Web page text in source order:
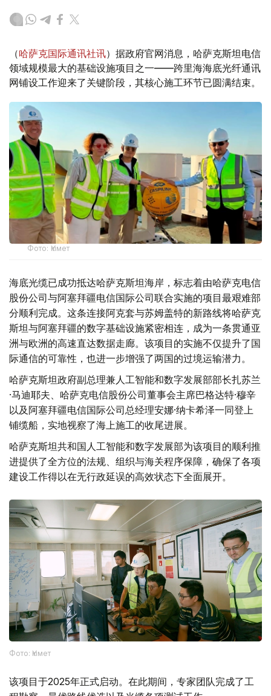
（哈萨克国际通讯社讯）据政府官网消息，哈萨克斯坦电信
领域规模最大的基础设施项目之一——跨里海海底光纤通讯
网铺设工作迎来了关键阶段，其核心施工环节已圆满结束。
Фото: Үкімет
海底光缆已成功抵达哈萨克斯坦海岸，标志着由哈萨克电信
股份公司与阿塞拜疆电信国际公司联合实施的项目最艰难部
分顺利完成。这条连接阿克套与苏姆盖特的新路线将哈萨克
斯坦与阿塞拜疆的数字基础设施紧密相连，成为一条贯通亚
洲与欧洲的高速直达数据走廊。该项目的实施不仅提升了国
际通信的可靠性，也进一步增强了两国的过境运输潜力。
哈萨克斯坦政府副总理兼人工智能和数字发展部部长扎苏兰
·马迪耶夫、哈萨克电信股份公司董事会主席巴格达特·穆辛
以及阿塞拜疆电信国际公司总经理安娜·纳卡希泽一同登上
铺缆船，实地视察了海上施工的收尾进展。
哈萨克斯坦共和国人工智能和数字发展部为该项目的顺利推
进提供了全方位的法规、组织与海关程序保障，确保了各项
建设工作得以在无行政延误的高效状态下全面展开。
Фото: Үкімет
该项目于2025年正式启动。在此期间，专家团队完成了工